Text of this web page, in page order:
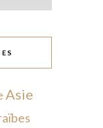
Asie